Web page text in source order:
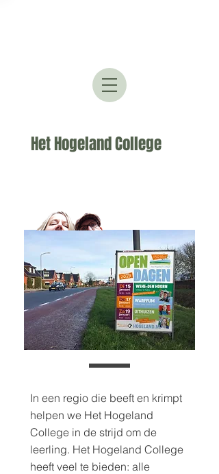
Het Hogeland College
In een regio die beeft en krimpt
helpen we Het Hogeland
College in de strijd om de
leerling. Het Hogeland College
heeft veel te bieden: alle